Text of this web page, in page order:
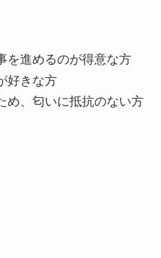
を進めるのが得意な方
好きな方
め、匂いに抵抗のない方